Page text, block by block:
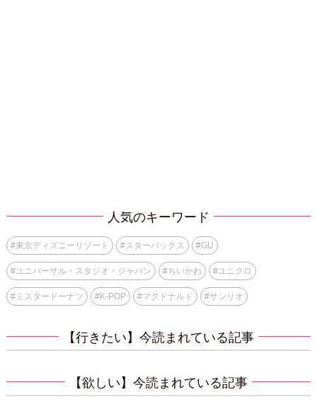
人気のキーワード
#東京ディズニーリゾート #スターバックス #GU
#ユニバーサル・スタジオ・ジャパン #ちいかわ #ユニクロ
#ミスタードーナツ #K-POP #マクドナルド #サンリオ
【行きたい】今読まれている記事
【欲しい】今読まれている記事